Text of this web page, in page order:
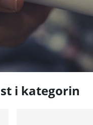
i kategorin